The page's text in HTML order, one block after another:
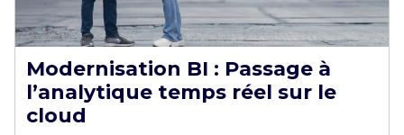
Modernisation BI : Passage à
l’analytique temps réel sur le
cloud